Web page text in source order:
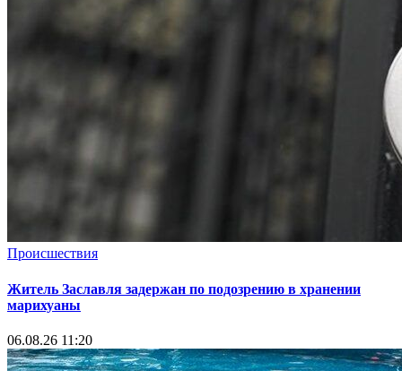
Происшествия
Житель Заславля задержан по подозрению в хранении
марихуаны
06.08.26 11:20